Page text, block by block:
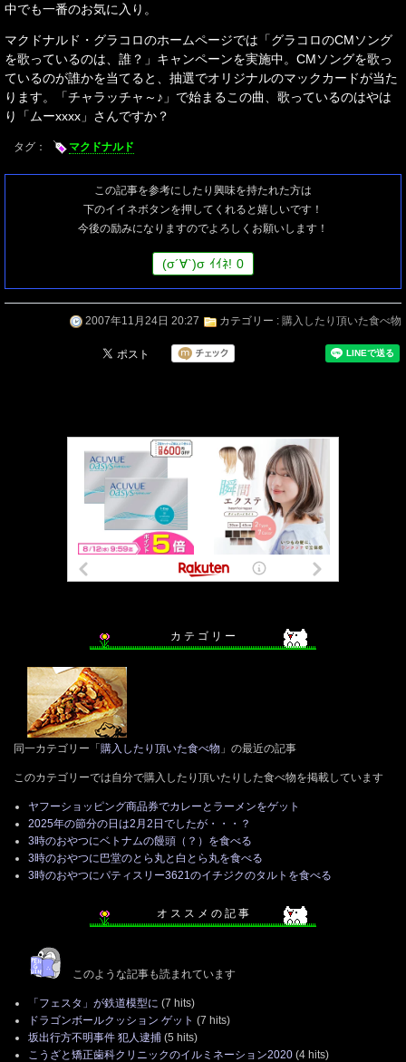
中でも一番のお気に入り。
マクドナルド・グラコロのホームページでは「グラコロのCMソング
を歌っているのは、誰？」キャンペーンを実施中。CMソングを歌っ
ているのが誰かを当てると、抽選でオリジナルのマックカードが当た
ります。「チャラッチャ～♪」で始まるこの曲、歌っているのはやは
り「ムーxxxx」さんですか？
タグ： マクドナルド
この記事を参考にしたり興味を持たれた方は
下のイイネボタンを押してくれると嬉しいです！
今後の励みになりますのでよろしくお願いします！
(σ´∀`)σ ｲｲﾈ! 0
2007年11月24日 20:27 カテゴリー : 購入したり頂いた食べ物
カ テ ゴ リ ー
同一カテゴリー「購入したり頂いた食べ物 」の最近の記事
このカテゴリーでは自分で購入したり頂いたりした食べ物を掲載しています
ヤフーショッピング商品券でカレーとラーメンをゲット
2025年の節分の日は2月2日でしたが・・・？
3時のおやつにベトナムの饅頭（？）を食べる
3時のおやつに巴堂のとら丸と白とら丸を食べる
3時のおやつにパティスリー3621のイチジクのタルトを食べる
オ ス ス メ の 記 事
このような記事も読まれています
「フェスタ」が鉄道模型に (7 hits)
ドラゴンボールクッション ゲット (7 hits)
坂出行方不明事件 犯人逮捕 (5 hits)
こうざと矯正歯科クリニックのイルミネーション2020 (4 hits)